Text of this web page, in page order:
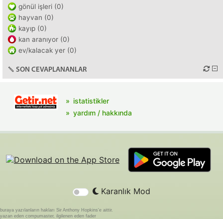
gönül işleri (0)
hayvan (0)
kayıp (0)
kan aranıyor (0)
ev/kalacak yer (0)
SON CEVAPLANANLAR
istatistikler
yardım / hakkında
Karanlık Mod
buraya yazılanların hakları Sir Anthony Hopkins'e aittir.
yazan eden compumaster, ilgilenen eden fader